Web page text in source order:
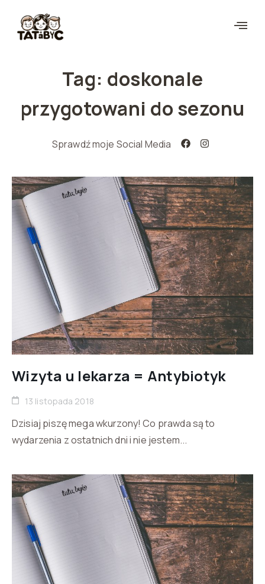
Tag: doskonale
przygotowani do sezonu
Sprawdź moje Social Media
Wizyta u lekarza = Antybiotyk
13 listopada 2018
Dzisiaj piszę mega wkurzony! Co prawda są to
wydarzenia z ostatnich dni i nie jestem...